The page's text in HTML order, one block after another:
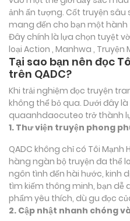
ảnh ấn tượng. Cốt truyện sâu
mang đến cho bạn một
Đây chính là lựa chọn tuyệt
loại Action , Manhwa , Truyện
Tại sao bạn nên đọc
trên QADC?
Khi trải nghiệm đọc truyện
không thể bỏ qua. Dưới đây
quaanhdaocuteo trở thành
1. Thư viện truyện phong
QADC không chỉ có Tôi Mạnh
hàng ngàn bộ truyện đa thể
ngôn tình đến hài hước, kinh
tìm kiếm thông minh, bạn
phẩm yêu thích, dù gu đọc
2. Cập nhật nhanh chóng